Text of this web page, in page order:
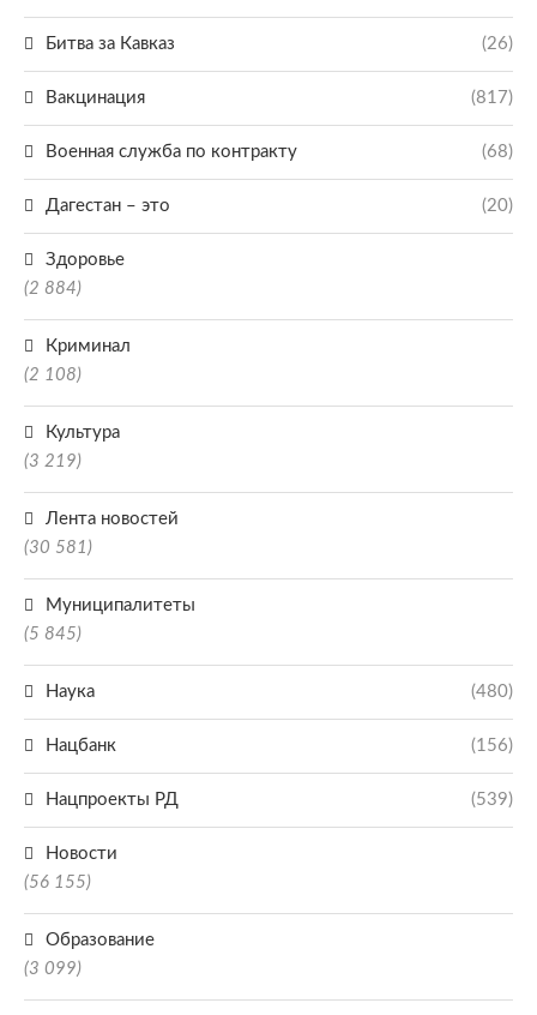
Битва за Кавказ (26)
Вакцинация (817)
Военная служба по контракту (68)
Дагестан – это (20)
Здоровье
(2 884)
Криминал
(2 108)
Культура
(3 219)
Лента новостей
(30 581)
Муниципалитеты
(5 845)
Наука (480)
Нацбанк (156)
Нацпроекты РД (539)
Новости
(56 155)
Образование
(3 099)